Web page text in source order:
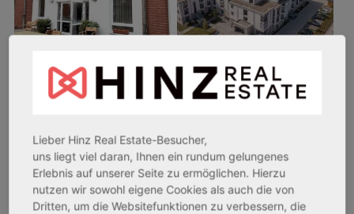
26969 Butjadingen
3,60 %
Assetklasse:
Pflegeapartment
Objekteigenschaft:
33415 Verl
3,50 %
Assetklasse:
Pflegeapartment
Objekteigenschaft:
Lieber Hinz Real Estate-Besucher,
uns liegt viel daran, Ihnen ein rundum gelungenes
Erlebnis auf unserer Seite zu ermöglichen. Hierzu
nutzen wir sowohl eigene Cookies als auch die von
Dritten, um die Websitefunktionen zu verbessern, die